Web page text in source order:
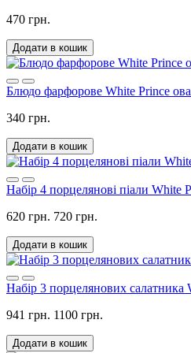
470 грн.
Додати в кошик
Блюдо фарфорове White Prince
340 грн.
Додати в кошик
Набір 4 порцелянові піали White
620 грн. 720 грн.
Додати в кошик
Набір 3 порцелянових салатника
941 грн. 1100 грн.
Додати в кошик